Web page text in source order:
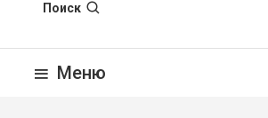
Поиск
Меню